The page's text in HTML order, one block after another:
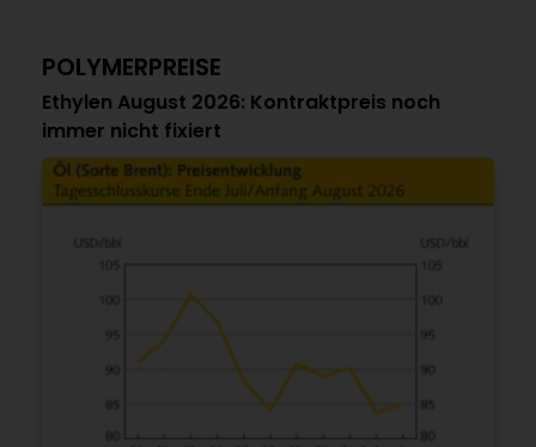
POLYMERPREISE
Ethylen August 2026: Kontraktpreis noch
immer nicht fixiert